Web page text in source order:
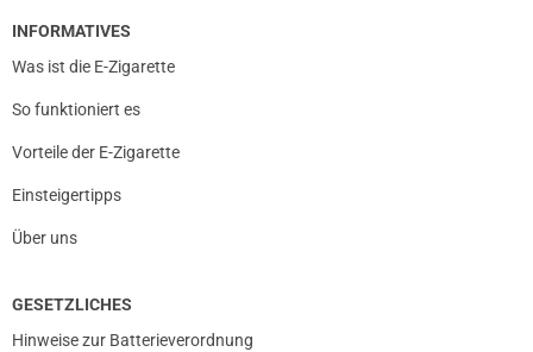
INFORMATIVES
Was ist die E-Zigarette
So funktioniert es
Vorteile der E-Zigarette
Einsteigertipps
Über uns
GESETZLICHES
Hinweise zur Batterieverordnung